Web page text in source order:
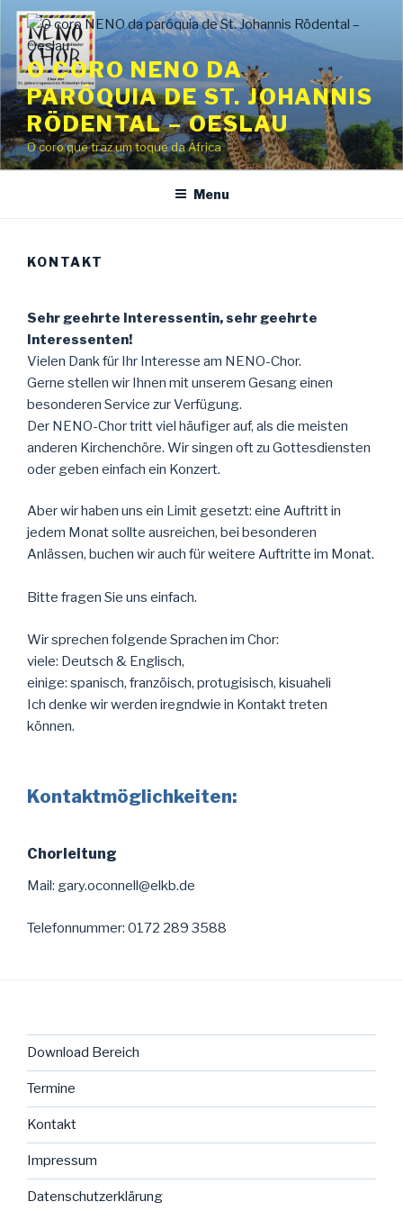
Saltar
para
o
conteúdoO CORO NENO DA
PARÓQUIA DE ST. JOHANNIS
RÖDENTAL – OESLAU
O coro que traz um toque da África
Menu
KONTAKT
Sehr geehrte Interessentin, sehr geehrte
Interessenten!
Vielen Dank für Ihr Interesse am NENO-Chor.
Gerne stellen wir Ihnen mit unserem Gesang einen
besonderen Service zur Verfügung.
Der NENO-Chor tritt viel häufiger auf, als die meisten
anderen Kirchenchöre. Wir singen oft zu Gottesdiensten
oder geben einfach ein Konzert.
Aber wir haben uns ein Limit gesetzt: eine Auftritt in
jedem Monat sollte ausreichen, bei besonderen
Anlässen, buchen wir auch für weitere Auftritte im Monat.
Bitte fragen Sie uns einfach.
Wir sprechen folgende Sprachen im Chor:
viele: Deutsch & Englisch,
einige: spanisch, franzöisch, protugisisch, kisuaheli
Ich denke wir werden iregndwie in Kontakt treten
können.
Kontaktmöglichkeiten:
Chorleitung
Mail: gary.oconnell@elkb.de
Telefonnummer: 0172 289 3588
Download Bereich
Termine
Kontakt
Impressum
Datenschutzerklärung